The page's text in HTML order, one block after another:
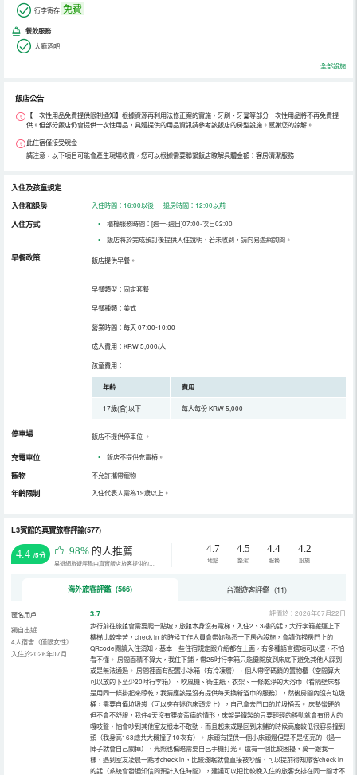
行李寄存 免費
餐飲服務
大廳酒吧
全部設施
飯店公告
【一次性用品免費提供限制通知】根據資源再利用法修正案的實施，牙刷、牙膏等部分一次性用品將不再免費提
供。但部分飯店仍會提供一次性用品，具體提供的用品資訊請參考該飯店的房型設施。感謝您的諒解。
此住宿僅接受現金
請注意，以下項目可能會產生現場收費，您可以根據需要聯繫飯店瞭解具體金額：客房清潔服務
入住及孩童規定
入住和退房
入住時間：16:00以後 退房時間：12:00以前
入住方式 •
櫃檯服務時間：[週一-週日]07:00-次日02:00
•
飯店將於完成預訂後提供入住說明，若未收到，請向易遊網詢問。
早餐政策 飯店提供早餐。
早餐類型：固定套餐
早餐種類：美式
營業時間：每天 07:00-10:00
成人費用：KRW 5,000/人
孩童費用：
年齡 費用
17歲(含)以下 每人每份 KRW 5,000
停車場 飯店不提供停車位 。
充電車位 • 飯店不提供充電樁。
寵物 不允許攜帶寵物
年齡限制 入住代表人需為19歲以上。
L3賓館的真實旅客評論(577)
4.4 /5分 98% 的人推薦
易遊網旅遊評鑑由真實飯店旅客提供的評鑑。
4.7
地點
4.5
整潔
4.4
服務
4.2
設施
海外旅客評鑑 (566) 台灣遊客評鑑 (11)
匿名用戶
獨自出遊
4人宿舍（僅限女性）
入住於2026年07月
3.7
評價於：2026年07月22日
步行前往旅館會需要爬一點坡，旅館本身沒有電梯，入住2、3樓的話，大行李箱搬運上下
樓梯比較辛苦，check in 的時候工作人員會帶妳熟悉一下房內設施，會請你掃房門上的
QRcode閱讀入住須知，基本一些住宿規定跟介紹都在上面，有多種語言選項可以選，不怕
看不懂。 房間面積不算大，我住下鋪，帶25吋行李箱只能攤開放到床底下避免其他人踩到
或是無法通過。 房間裡面有配置小冰箱（有冷凍層）、個人帶密碼鎖的置物櫃（空間算大
可以放的下至少20吋行李箱）、吹風機、衛生紙、衣架、一條乾淨的大浴巾（看隔壁床都
是用同一條掛起來晾乾，我猜應該是沒有提供每天換新浴巾的服務），然後房間內沒有垃圾
桶，需要自備垃圾袋（可以夾在迷你床頭燈上），自己拿去門口的垃圾桶丟。 床墊蠻硬的
但不會不舒服，我住4天沒有腰痠背痛的情形，床架是鐵製的只要輕輕的移動就會有很大的
嘎吱聲，怕會吵到其他室友根本不敢動，而且起來或是回到床鋪的時候高度較低很容易撞到
頭（我身高163總共大概撞了10次有）。 床頭有提供一個小床頭燈但是不是恆亮的（過一
陣子就會自己關掉），光照也偏暗需要自己手機打光。 還有一個比較困擾，萬一跟我一
樣，遇到室友凌晨一點才check in，比較淺眠就會直接被吵醒，可以提前得知旅客check in
的話（系統會發通知信問預計入住時間），建議可以把比較晚入住的旅客安排在同一間才不